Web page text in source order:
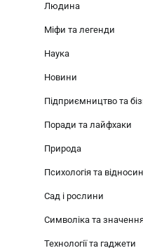
Людина
Міфи та легенди
Наука
Новини
Підприємництво та
Поради та лайфхаки
Природа
Психологія та
Сад і рослини
Символіка та
Технології та гаджети